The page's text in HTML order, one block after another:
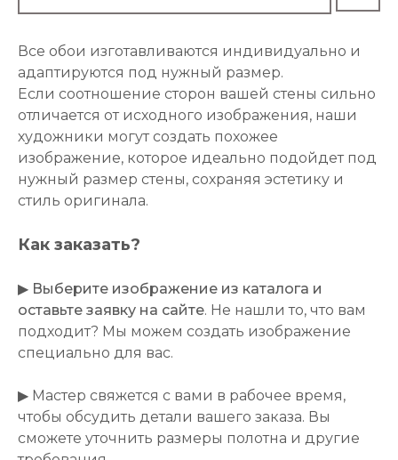
Все обои изготавливаются индивидуально и
адаптируются под нужный размер.
Если соотношение сторон вашей стены сильно
отличается от исходного изображения, наши
художники могут создать похожее
изображение, которое идеально подойдет под
нужный размер стены, сохраняя эстетику и
стиль оригинала.
Как заказать?
▶ Выберите изображение из каталога и
оставьте заявку на сайте. Не нашли то, что вам
подходит? Мы можем создать изображение
специально для вас.
▶ Мастер свяжется с вами в рабочее время,
чтобы обсудить детали вашего заказа. Вы
сможете уточнить размеры полотна и другие